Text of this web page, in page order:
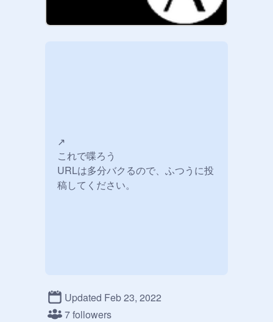
↗
これで喋ろう
URLは多分バクるので、ふつうに投
稿してください。
Updated Feb 23, 2022
7 followers